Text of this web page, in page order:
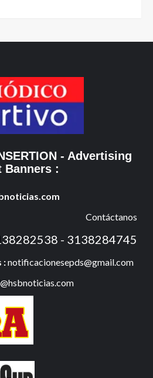
- Advertising
Banners :
Contáctanos
- 3138284745
:notificacionesepds@gmail.com